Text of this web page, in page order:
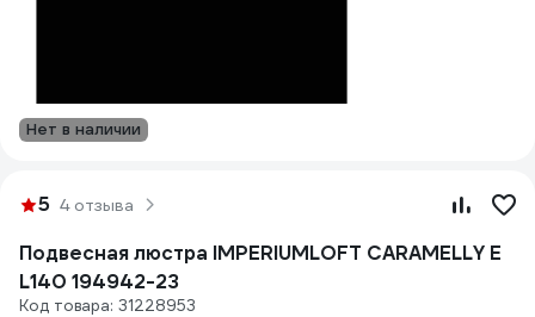
Нет в наличии
5 4 отзыва
Подвесная люстра IMPERIUMLOFT CARAMELLY E
L140 194942-23
Код товара: 31228953